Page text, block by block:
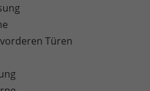
Türen